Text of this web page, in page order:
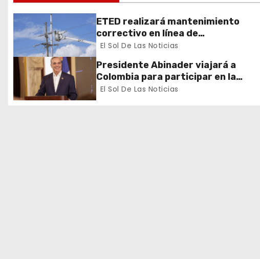
ó
n
d
e
e
ETED realizará mantenimiento
correctivo en línea de
transmisión de la región Sur
El Sol De Las Noticias
Presidente Abinader viajará a
Colombia para participar en la
toma de posesión de Abelardo
El Sol De Las Noticias